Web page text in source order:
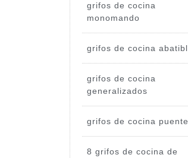
grifos de cocina
monomando
grifos de cocina
grifos de cocina
generalizados
grifos de cocina puente
8 grifos de cocina de